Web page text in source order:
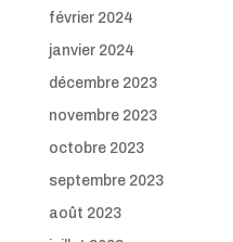
février 2024
janvier 2024
décembre 2023
novembre 2023
octobre 2023
septembre 2023
août 2023